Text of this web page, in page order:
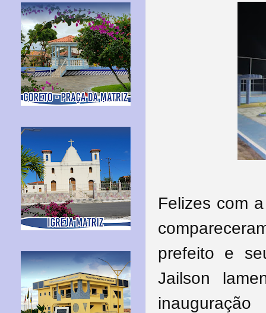
Felizes com
prefeito e
Jailson